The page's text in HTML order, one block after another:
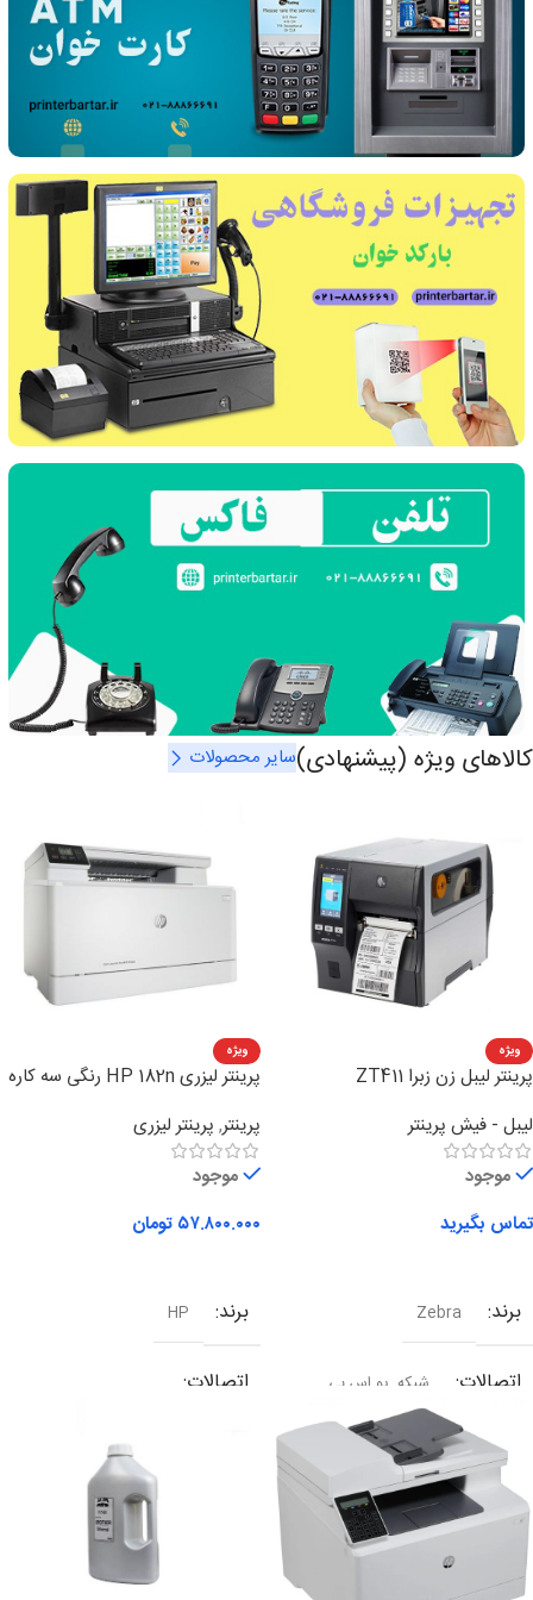
کالاهای ویژه (پیشنهادی)سایر محصولات
ویژه
پرینتر لیبل زن زبرا ZT411
لیبل - فیش پرینتر
موجود
تماس بگیرید
برند Zebra
اتصالات شبکه یو اس بی
ویژه
پرینتر لیزری HP 182n رنگی سه کاره
پرینتر, پرینتر لیزری
موجود
۵۷.۸۰۰.۰۰۰ تومان
برند HP
اتصالات
یو اس بی
چندکاره
تکنولوژی چاپ لیزری